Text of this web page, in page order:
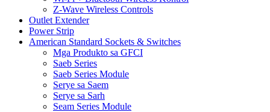
Z-Wave Wireless Controls
Outlet Extender
Power Strip
American Standard Sockets & Switches
Mga Produkto sa GFCI
Saeb Series
Saeb Series Module
Serye sa Saem
Serye sa Sarh
Seam Series Module